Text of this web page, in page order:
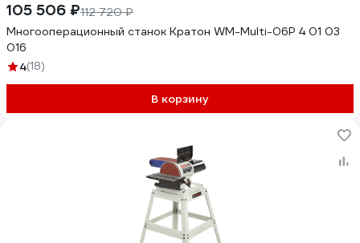
105 506 ₽112 720 ₽
Многооперационный станок Кратон WM-Multi-06P 4 01 03
016
4(18)
В корзину